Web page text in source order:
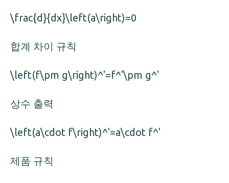
\frac{d}{dx}\left(a\right)=0
합계 차이 규칙
\left(f\pm g\right)^'=f^'\pm g^'
상수 출력
\left(a\cdot f\right)^'=a\cdot f^'
제품 규칙